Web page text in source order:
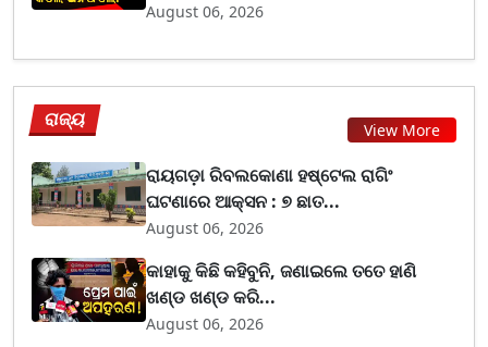
August 06, 2026
ରାଜ୍ୟ View More
ରାୟଗଡ଼ା ରିବଲକୋଣା ହଷ୍ଟେଲ ରାଗିଂ
ଘଟଣାରେ ଆକ୍ସନ : ୭ ଛାତ...
August 06, 2026
କାହାକୁ କିଛି କହିବୁନି, ଜଣାଇଲେ ତତେ ହାଣି
ଖଣ୍ଡ ଖଣ୍ଡ କରି...
August 06, 2026